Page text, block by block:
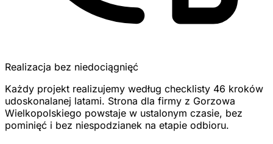
Realizacja bez niedociągnięć
Każdy projekt realizujemy według checklisty 46 kroków
udoskonalanej latami. Strona dla firmy z Gorzowa
Wielkopolskiego powstaje w ustalonym czasie, bez
pominięć i bez niespodzianek na etapie odbioru.